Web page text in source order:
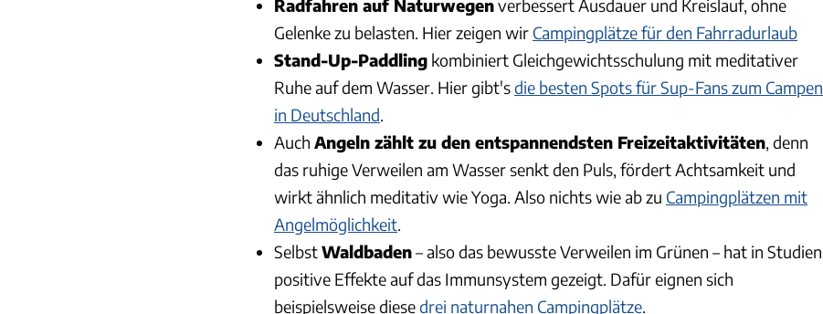
Radfahren auf Naturwegenverbessert Ausdauer und Kreislauf, ohne
Gelenke zu belasten. Hier zeigen wir Campingplätze für den Fahrradurlaub
Stand-Up-Paddling kombiniert Gleichgewichtsschulung mit meditativer
Ruhe auf dem Wasser. Hier gibt'sdie besten Spots für Sup-Fans zum Campen
in Deutschland.
Auch Angeln zählt zu den entspannendsten Freizeitaktivitäten, denn
das ruhige Verweilen am Wasser senkt den Puls, fördert Achtsamkeit und
wirkt ähnlich meditativ wie Yoga. Also nichts wie ab zu Campingplätzen mit
Angelmöglichkeit.
SelbstWaldbaden– also das bewusste Verweilen im Grünen – hat in Studien
positive Effekte auf das Immunsystem gezeigt. Dafür eignen sich
beispielsweise diesedrei naturnahen Campingplätze.